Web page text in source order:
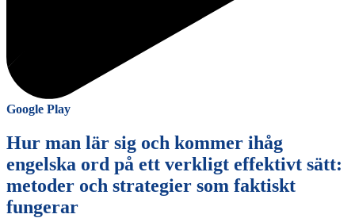
Google Play
Hur man lär sig och kommer ihåg
engelska ord på ett verkligt effektivt sätt:
metoder och strategier som faktiskt
fungerar